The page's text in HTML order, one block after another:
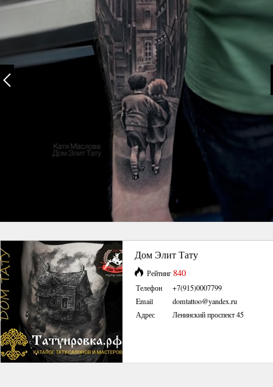
Дом Элит Тату
Рейтинг840
Телефон
+7(915)0007799
Email
domtattoo@yandex.ru
Адрес
Ленинский проспект 45